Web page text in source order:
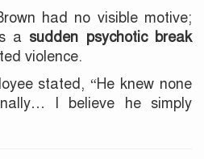
had no visible motive;
a sudden psychotic break
violence.
stated, “He knew none
I believe he simply